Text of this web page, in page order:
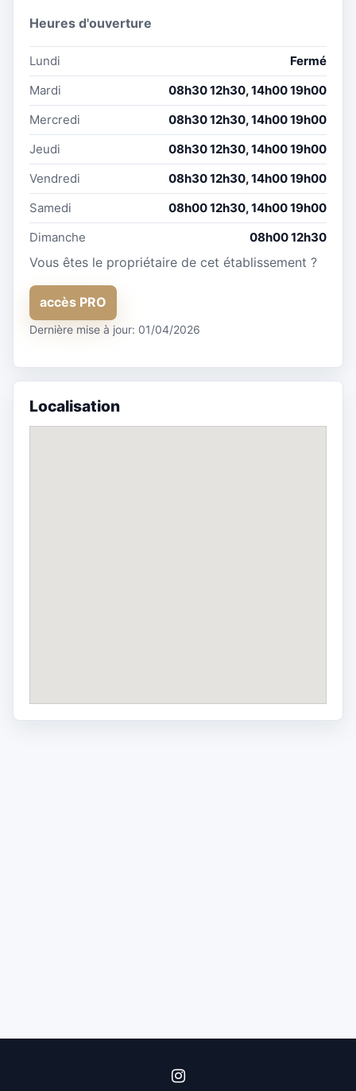
Heures d'ouverture
Lundi
Fermé
Mardi
08h30 12h30, 14h00 19h00
Mercredi
08h30 12h30, 14h00 19h00
Jeudi
08h30 12h30, 14h00 19h00
Vendredi
08h30 12h30, 14h00 19h00
Samedi
08h00 12h30, 14h00 19h00
Dimanche
08h00 12h30
Vous êtes le propriétaire de cet établissement ?
accès PRO
Dernière mise à jour: 01/04/2026
Localisation